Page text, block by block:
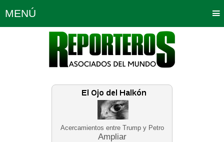
Acercamientos entre Trump y Petro
Ampliar
MENÚ
Política Opinión Bogotá
Planeta Tierra Deportes
Educación Neira